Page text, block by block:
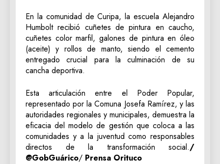
En la comunidad de Curipa, la escuela Alejandro
Humbolt recibió cuñetes de pintura en caucho,
cuñetes color marfil, galones de pintura en óleo
(aceite) y rollos de manto, siendo el cemento
entregado crucial para la culminación de su
cancha deportiva.
Esta articulación entre el Poder Popular,
representado por la Comuna Josefa Ramírez, y las
autoridades regionales y municipales, demuestra la
eficacia del modelo de gestión que coloca a las
comunidades y a la juventud como responsables
directos de la transformación social./
@GobGuárico/ Prensa Orituco